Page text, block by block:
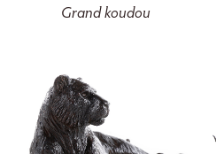
Grand koudou